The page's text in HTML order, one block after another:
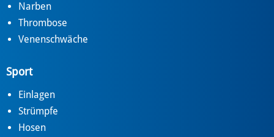
Narben
Thrombose
Venenschwäche
Sport
Einlagen
Strümpfe
Hosen